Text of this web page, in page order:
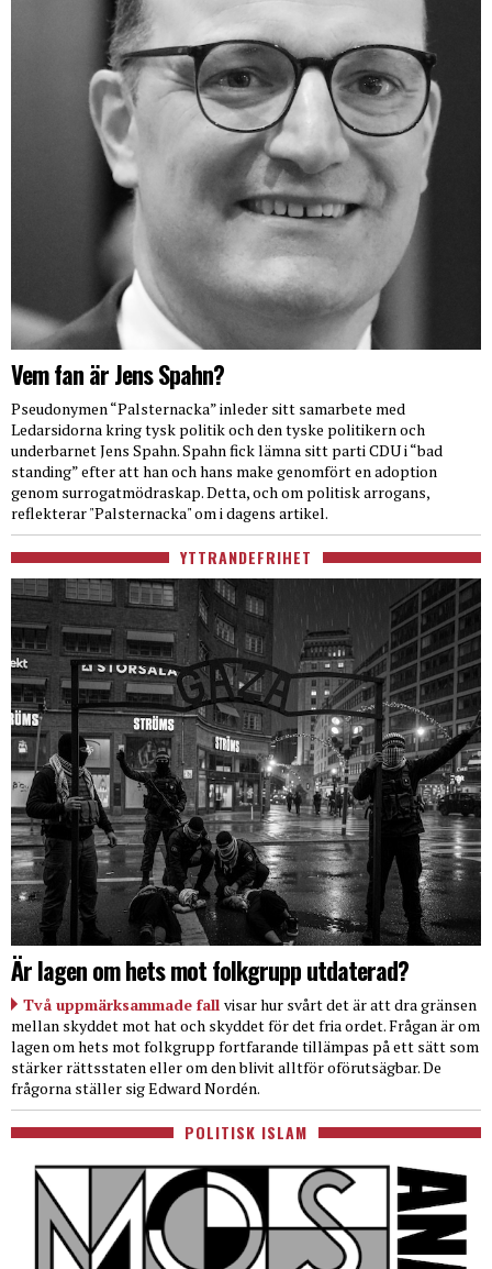
Vem fan är Jens Spahn?
Pseudonymen “Palsternacka” inleder sitt samarbete med
Ledarsidorna kring tysk politik och den tyske politikern och
underbarnet Jens Spahn. Spahn fick lämna sitt parti CDU i “bad
standing” efter att han och hans make genomfört en adoption
genom surrogatmödraskap. Detta, och om politisk arrogans,
reflekterar "Palsternacka" om i dagens artikel.
YTTRANDEFRIHET
Är lagen om hets mot folkgrupp utdaterad?
Två uppmärksammade fall visar hur svårt det är att dra gränsen
mellan skyddet mot hat och skyddet för det fria ordet. Frågan är om
lagen om hets mot folkgrupp fortfarande tillämpas på ett sätt som
stärker rättsstaten eller om den blivit alltför oförutsägbar. De
frågorna ställer sig Edward Nordén.
POLITISK ISLAM